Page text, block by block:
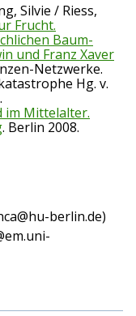
Silvie / Riess,
Frucht.
Baum-
und Franz Xaver
Netzwerke.
Hg. v.
im Mittelalter.
. Berlin 2008.
berlin.de)